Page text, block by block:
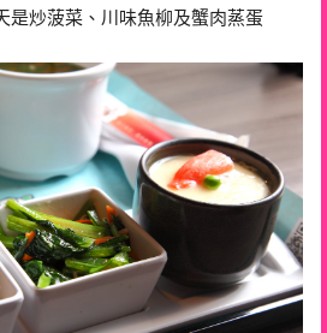
是炒菠菜、川味魚柳及蟹肉蒸蛋